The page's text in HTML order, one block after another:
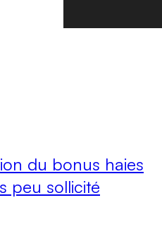
du bonus haies
peu sollicité